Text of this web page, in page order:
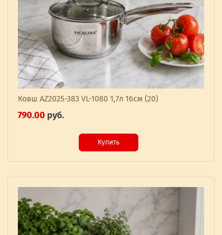
Ковш AZ2025-383 VL-1080 1,7л 16см (20)
790.00 руб.
Купить